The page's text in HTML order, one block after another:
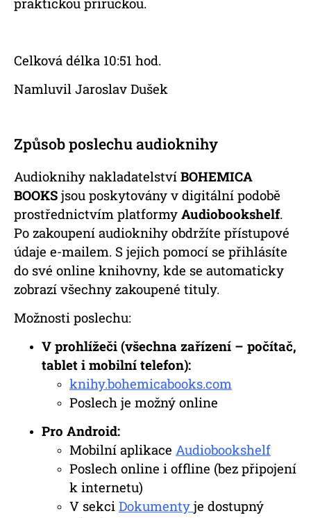
Celková délka 10:51 hod.
Namluvil Jaroslav Dušek
Způsob poslechu audioknihy
Audioknihy nakladatelství BOHEMICA
BOOKS jsou poskytovány v digitální podobě
prostřednictvím platformy Audiobookshelf.
Po zakoupení audioknihy obdržíte přístupové
údaje e-mailem. S jejich pomocí se přihlásíte
do své online knihovny, kde se automaticky
zobrazí všechny zakoupené tituly.
Možnosti poslechu:
V prohlížeči (všechna zařízení – počítač,
tablet i mobilní telefon):
knihy.bohemicabooks.com
Poslech je možný online
Pro Android:
Mobilní aplikace Audiobookshelf
Poslech online i offline (bez připojení
k internetu)
V sekci Dokumenty je dostupný